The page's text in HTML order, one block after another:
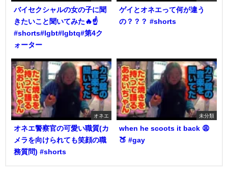
バイセクシャルの女の子に聞
きたいこと聞いてみた🔥☝️
#shorts#lgbt#lgbtq#第4ク
ォーター
ゲイとオネエって何が違う
の？？？ #shorts
オネエ
オネエ警察官の可愛い職質(カ
メラを向けられても笑顔の職
務質問) #shorts
未分類
when he scoots it back 😩
🍑 #gay